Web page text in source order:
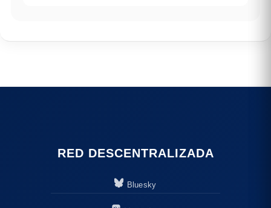
RED DESCENTRALIZADA
Bluesky